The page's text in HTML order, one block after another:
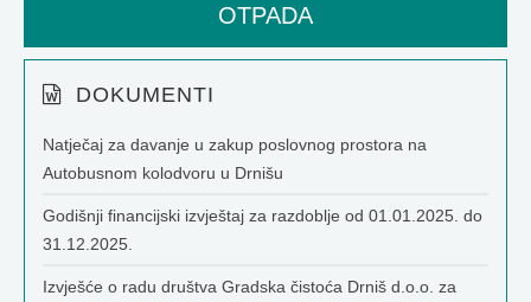
OTPADA
DOKUMENTI
Natječaj za davanje u zakup poslovnog prostora na
Autobusnom kolodvoru u Drnišu
Godišnji financijski izvještaj za razdoblje od 01.01.2025. do
31.12.2025.
Izvješće o radu društva Gradska čistoća Drniš d.o.o. za